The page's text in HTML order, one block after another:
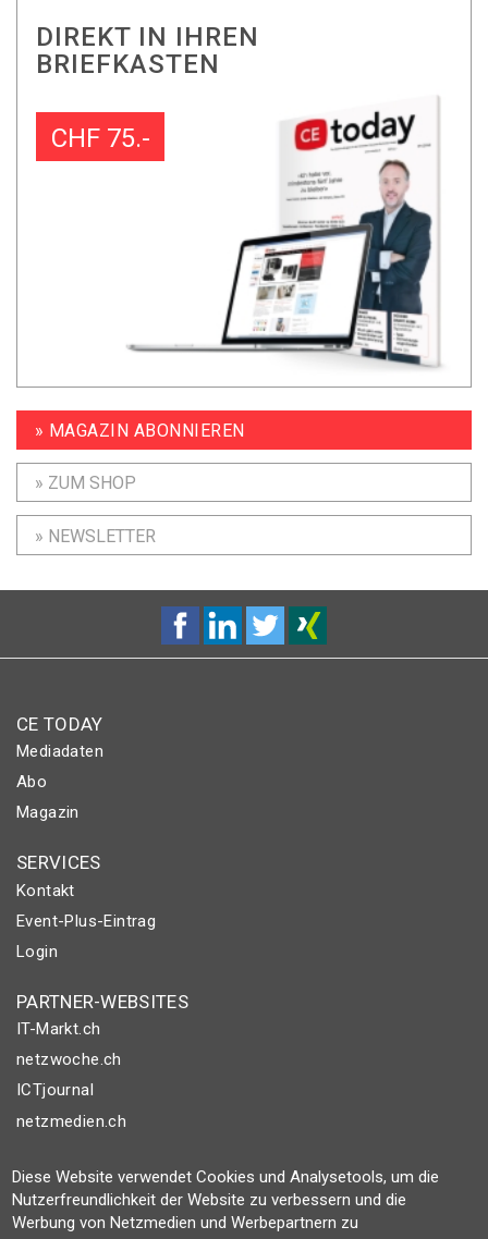
DIREKT IN IHREN
BRIEFKASTEN
CHF 75.-
» MAGAZIN ABONNIEREN
» ZUM SHOP
» NEWSLETTER
CE TODAY
Mediadaten
Abo
Magazin
SERVICES
Kontakt
Event-Plus-Eintrag
Login
PARTNER-WEBSITES
IT-Markt.ch
netzwoche.ch
ICTjournal
netzmedien.ch
© NETZMEDIEN AG 2026
Impressum
AGB
Diese Website verwendet Cookies und Analysetools, um die
Nutzerfreundlichkeit der Website zu verbessern und die
Werbung von Netzmedien und Werbepartnern zu